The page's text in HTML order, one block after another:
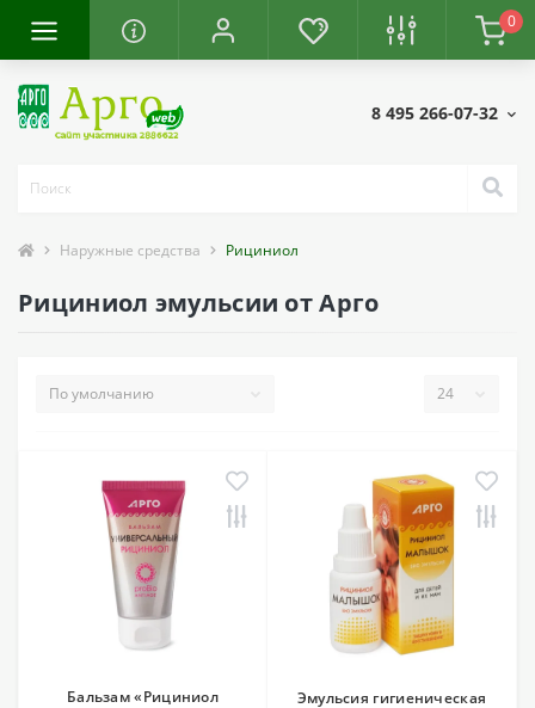
0
8 495 266-07-32
Наружные средства Рициниол
Рициниол эмульсии от Арго
Бальзам «Рициниол
Эмульсия гигиеническая